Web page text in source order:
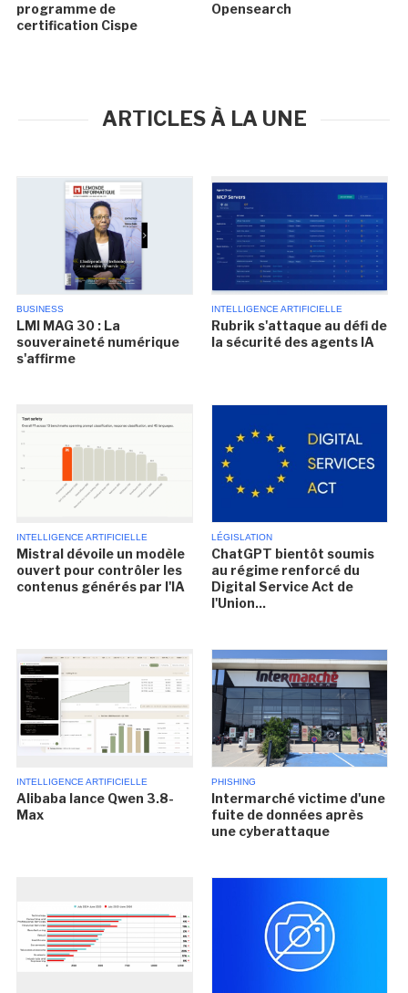
programme de
certification Cispe
Opensearch
ARTICLES À LA UNE
BUSINESS
LMI MAG 30 : La
souveraineté numérique
s'affirme
INTELLIGENCE ARTIFICIELLE
Rubrik s'attaque au défi de
la sécurité des agents IA
INTELLIGENCE ARTIFICIELLE
Mistral dévoile un modèle
ouvert pour contrôler les
contenus générés par l'IA
LÉGISLATION
ChatGPT bientôt soumis
au régime renforcé du
Digital Service Act de
l'Union...
INTELLIGENCE ARTIFICIELLE
Alibaba lance Qwen 3.8-
Max
PHISHING
Intermarché victime d'une
fuite de données après
une cyberattaque